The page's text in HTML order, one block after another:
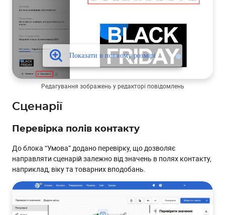
Редагування зображень у редакторі повідомлень
Сценарії
Перевірка полів контакту
До блока “Умова” додано перевірку, що дозволяє
направляти сценарій залежно від значень в полях контакту,
наприклад, віку та товарних вподобань.